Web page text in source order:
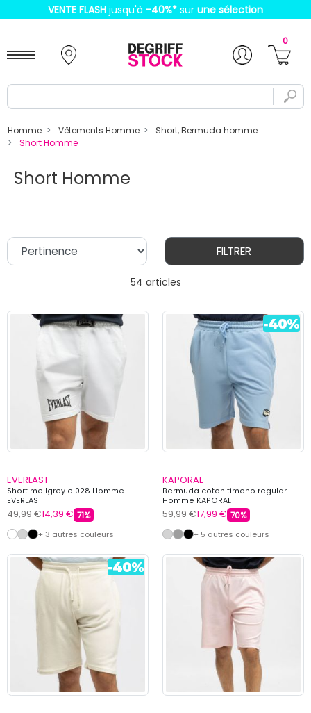
VENTE FLASH jusqu'à -40%* sur une sélection
0
Homme Vêtements Homme
Short, Bermuda homme
Short Homme
Short Homme
54 articles
FILTRER
EVERLAST
Short mellgrey el028 Homme
EVERLAST
49,99 €14,39 € 71%
+ 3 autres couleurs
KAPORAL
Bermuda coton timono regular
Homme KAPORAL
59,99 €17,99 € 70%
+ 5 autres couleurs